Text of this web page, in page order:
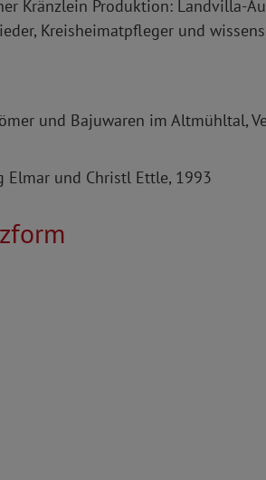
Kränzlein Produktion: Landvilla-
Kreisheimatpfleger und
und Bajuwaren im Altmühltal,
Elmar und Christl Ettle, 1993